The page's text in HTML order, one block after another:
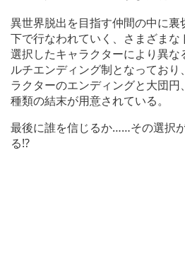
異世界脱出を目指す仲間の中に
下で行なわれていく、さまざま
選択したキャラクターにより異
ルチエンディング制となってお
ラクターのエンディングと大団
種類の結末が用意されている。
最後に誰を信じるか……その選択
る!?